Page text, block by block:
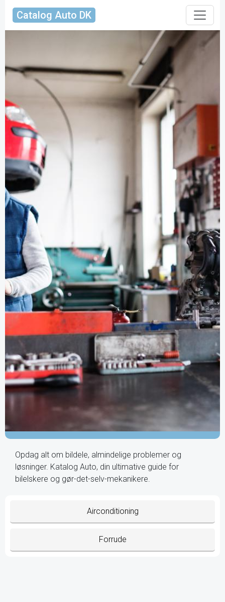
Catalog Auto DK
Opdag alt om bildele, almindelige problemer og
løsninger. Katalog Auto, din ultimative guide for
bilelskere og gør-det-selv-mekanikere.
Airconditioning
Forrude